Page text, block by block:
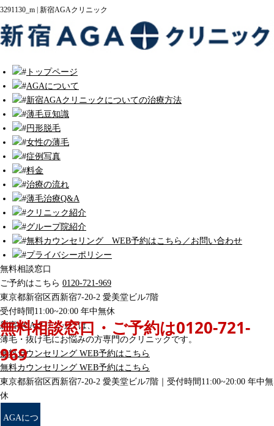
3291130_m | 新宿AGAクリニック
トップページ
AGAについて
新宿AGAクリニックについての治療方法
薄毛豆知識
円形脱毛
女性の薄毛
症例写真
料金
治療の流れ
薄毛治療Q&A
クリニック紹介
グループ院紹介
無料カウンセリング WEB予約はこちら／お問い合わせ
プライバシーポリシー
無料相談窓口
ご予約はこちら 0120-721-969
東京都新宿区西新宿7-20-2 愛美堂ビル7階
受付時間11:00~20:00 年中無休
無料相談窓口・ご予約は0120-721-
969
新宿AGAクリニックは、
薄毛・抜け毛にお悩みの方専門のクリニックです。
無料カウンセリング WEB予約はこちら
無料カウンセリング WEB予約はこちら
東京都新宿区西新宿7-20-2 愛美堂ビル7階｜ 受付時間11:00~20:00 年中無
休
AGAにつ